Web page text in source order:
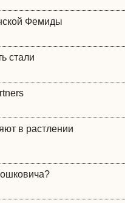
Фемиды
стали
в растлении